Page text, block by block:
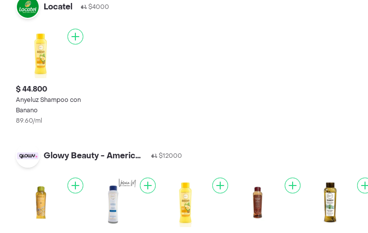
Locatel $4000
$ 44.800
Anyeluz Shampoo con
Banano
89.60/ml
Glowy Beauty - Americas $12000